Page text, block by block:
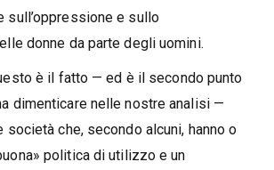
sull’oppressione e sullo
donne da parte degli uomini.
è il fatto — ed è il secondo punto
dimenticare nelle nostre analisi —
società che, secondo alcuni, hanno o
politica di utilizzo e un